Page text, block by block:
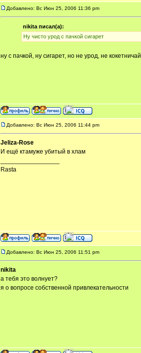
Добавлено: Вс Июн 25, 2006 11:36 pm
nikita писал(а):
Ну чисто урод с пачкой сигарет
ну с пачкой, ну сигарет, но не урод, не
Добавлено: Вс Июн 25, 2006 11:44 pm
Jeliza-Rose
И ещё ктамуже убитый в хлам
Rasta
Добавлено: Вс Июн 25, 2006 11:51 pm
nikita
а тебя это волнует?
я о вопросе собственной привлекательности